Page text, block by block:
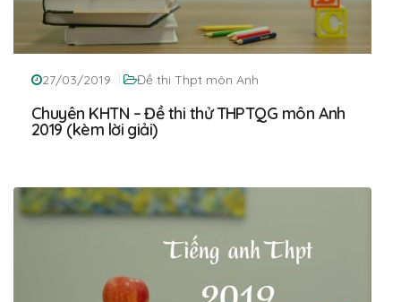
27/03/2019 Đề thi Thpt môn Anh
Chuyên KHTN – Đề thi thử THPTQG môn Anh
2019 (kèm lời giải)